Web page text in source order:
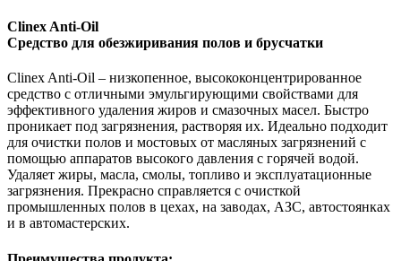
Clinex Anti-Oil
Средство для обезжиривания полов и брусчатки
Clinex Anti-Oil – низкопенное, высококонцентрированное
средство с отличными эмульгирующими свойствами для
эффективного удаления жиров и смазочных масел. Быстро
проникает под загрязнения, растворяя их. Идеально подходит
для очистки полов и мостовых от масляных загрязнений с
помощью аппаратов высокого давления с горячей водой.
Удаляет жиры, масла, смолы, топливо и эксплуатационные
загрязнения. Прекрасно справляется с очисткой
промышленных полов в цехах, на заводах, АЗС, автостоянках
и в автомастерских.